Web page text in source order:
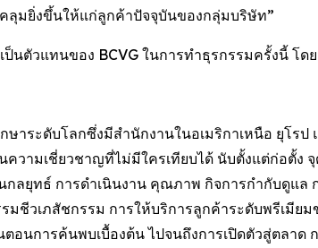
ลุมยิ่งขึ้นให้แก่ลูกค้าปัจจุบันของกลุ่มบริษัท”
นตัวแทนของ BCVG ในการทำธุรกรรมครั้งนี้ โด
ษาระดับโลกซึ่งมีสำนักงานในอเมริกาเหนือ ยุโรป
วามเชี่ยวชาญที่ไม่มีใครเทียบได้ นับตั้งแต่ก่อตั้ง
ยุทธ์ การดำเนินงาน คุณภาพ กิจการกำกับดูแล
ชีวเภสัชกรรม การให้บริการลูกค้าระดับพรีเมี
นการค้นพบเบื้องต้น ไปจนถึงการเปิดตัวสู่ตลาด